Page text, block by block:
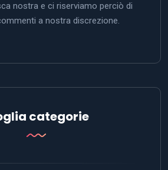
nostra e ci riserviamo perciò di
a nostra discrezione.
categorie